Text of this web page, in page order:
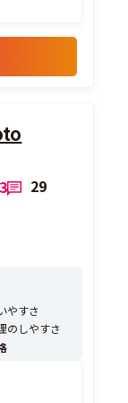
29
やすさ
のしやすさ